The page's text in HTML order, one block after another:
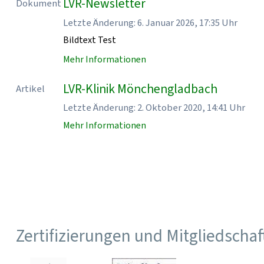
Dokument LVR-Newsletter
Letzte Änderung: 6. Januar 2026, 17:35 Uhr
Bildtext Test
Mehr Informationen
Artikel LVR-Klinik Mönchengladbach
Letzte Änderung: 2. Oktober 2020, 14:41 Uhr
Mehr Informationen
Zertifizierungen und